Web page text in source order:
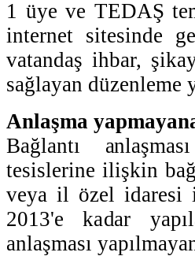
1 üye ve TEDAŞ
internet sitesinde
vatandaş ihbar,
sağlayan düzenleme
Anlaşma
Bağlantı
tesislerine ilişkin
veya il özel idaresi
2013'e kadar
anlaşması